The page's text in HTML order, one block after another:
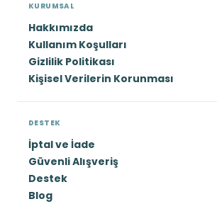
KURUMSAL
Hakkımızda
Kullanım Koşulları
Gizlilik Politikası
Kişisel Verilerin Korunması
DESTEK
İptal ve İade
Güvenli Alışveriş
Destek
Blog